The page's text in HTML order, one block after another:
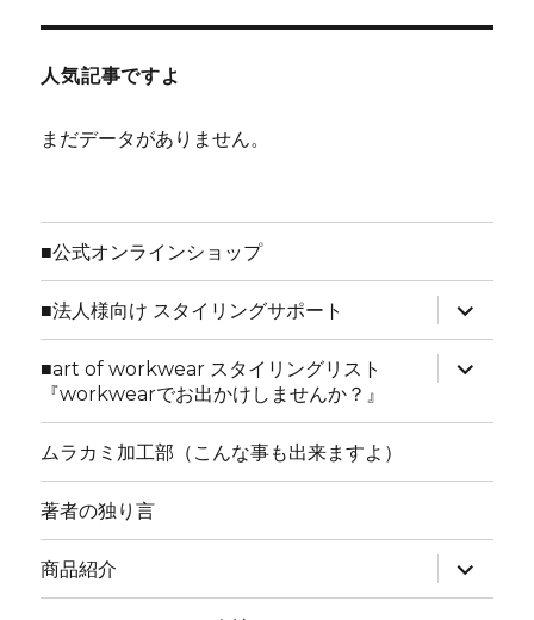
人気記事ですよ
まだデータがありません。
■公式オンラインショップ
■法人様向け スタイリングサポート
サ
ブ
メ
ニ
ュ
を
■art of workwear スタイリングリスト
『workwearでお出かけしませんか？』
サ
ブ
ニ
を
ムラカミ加工部（こんな事も出来ますよ）
著者の独り言
商品紹介
サ
ブ
メ